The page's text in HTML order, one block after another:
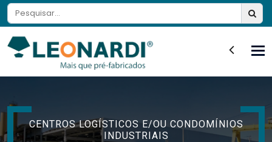
CENTROS LOGÍSTICOS E/OU CONDOMÍNIOS
INDUSTRIAIS